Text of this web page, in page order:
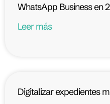
WhatsApp Business en
Leer más
Digitalizar expedientes